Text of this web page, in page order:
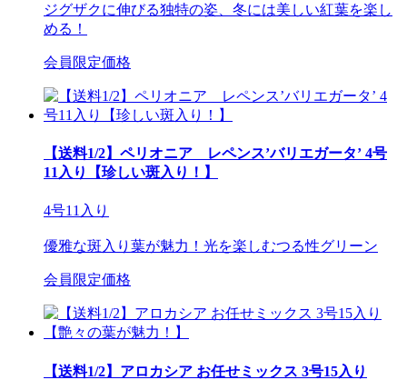
ジグザクに伸びる独特の姿、冬には美しい紅葉を楽し
める！
会員限定価格
【送料1/2】ペリオニア レペンス’バリエガータ’ 4号
11入り【珍しい斑入り！】
4号11入り
優雅な斑入り葉が魅力！光を楽しむつる性グリーン
会員限定価格
【送料1/2】アロカシア お任せミックス 3号15入り